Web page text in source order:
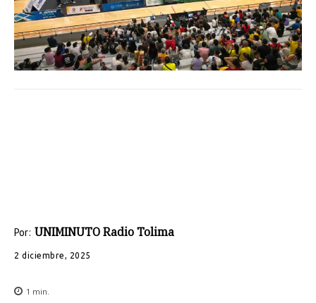
Por: UNIMINUTO Radio Tolima
2 diciembre, 2025
1 min.